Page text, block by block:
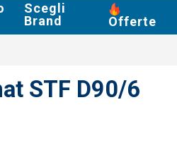
Scegli
Brand
Offerte
STF D90/6